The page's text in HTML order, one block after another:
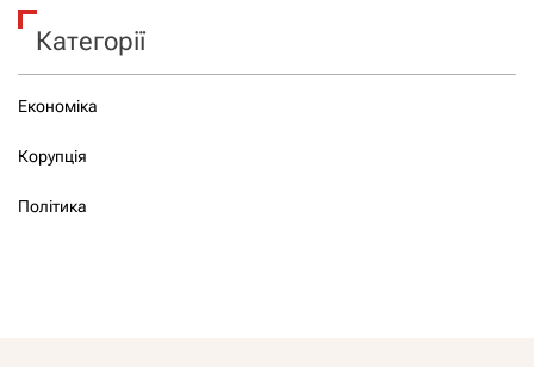
Категорії
Економіка
Корупція
Політика